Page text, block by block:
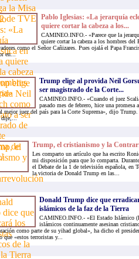
Pablo Iglesias: «La jerarquía
quiere cortar la cabeza a los...
CAMINEO.INFO.- «Parece que la
quiere cortar la cabeza a los hombres del
como el Señor Cañizares. Pues ojalá el Papa
en...
Trump elige al provida Neil
ser magistrado de la Corte...
CAMINEO.INFO.- «Cuando el juez
pasado mes de febrero, hice una promesa
mejor juez del país para la Corte Suprema», dijo
dije,...
Trump, el cristianismo y la
Les comparto un artículo que ha escrito
mi disposición para que lo comparta.
el Debate de la 1 de televisión española, en
la victoria de Donald Trump en las...
Donald Trump dice que
islámicos de la faz de la Tierra
CAMINEO.INFO.- «El Estado Islámico
islámicos continuamente asesinan
como parte de su yihad global», ha dicho el
que «estos terroristas y...